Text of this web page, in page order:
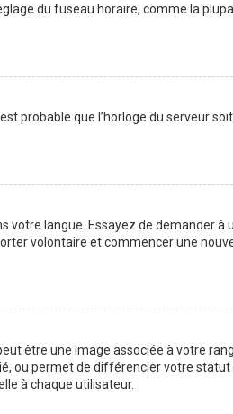
du fuseau horaire, comme la
probable que l’horloge du serveur
votre langue. Essayez de demander
volontaire et commencer une
être une image associée à votre
ou permet de différencier votre
à chaque utilisateur.